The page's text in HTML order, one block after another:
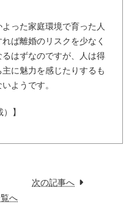
った家庭環境で育った人
ば離婚のリスクを少なく
はずなのですが、人は得
に魅力を感じたりするも
ようです。
】
次の記事へ
へ